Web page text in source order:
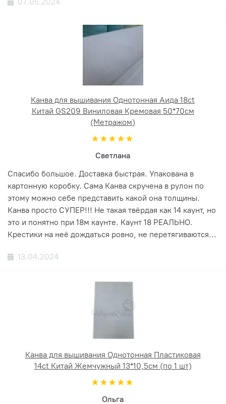
Канва для вышивания Однотонная Аида 18ct
Китай GS209 Виниловая Кремовая 50*70см
(Метражом)
Светлана
Спасибо большое. Доставка быстрая. Упакована в
картонную коробку. Сама Канва скручена в рулон по
этому можно себе представить какой она толщины.
Канва просто СУПЕР!!! Не такая твёрдая как 14 каунт, но
это и понятно при 18м каунте. Каунт 18 РЕАЛЬНО.
Крестики на неё дождаться ровно, не перетягиваются...
13.04.2024
Канва для вышивания Однотонная Пластиковая
14ct Китай Жемчужный 13*10,5см (по 1 шт)
Ольга